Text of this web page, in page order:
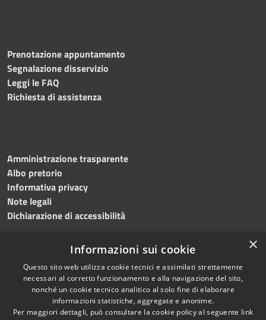
Prenotazione appuntamento
Segnalazione disservizio
Leggi le FAQ
Richiesta di assistenza
Amministrazione trasparente
Albo pretorio
Informativa privacy
Note legali
Dichiarazione di accessibilità
RSS
Accessibilità
Cookie
Copyright © 2024 •
Comune diGrottaminarda
• Powered byMunicipium
•Redazione
×
Informazioni sui cookie
Questo sito web utilizza cookie tecnici e assimilati strettamente
necessari al corretto funzionamento e alla navigazione del sito,
nonché un cookie tecnico analitico al solo fine di elaborare
informazioni statistiche, aggregate e anonime.
Per maggiori dettagli, può consultare la cookie policy al seguente link